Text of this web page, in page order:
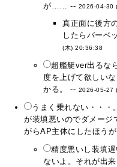
が…… -- 2026-04-30
真正面に後方
したらバーベ
(木) 20:36:38
超艦艇ver出るな
度を上げて欲しい
かる。 -- 2026-05-27
うまく乗れない・・・
が装填悪いのでダメージ
がらAP主体にしたほう
精度悪いし装填
ないよ。それが出